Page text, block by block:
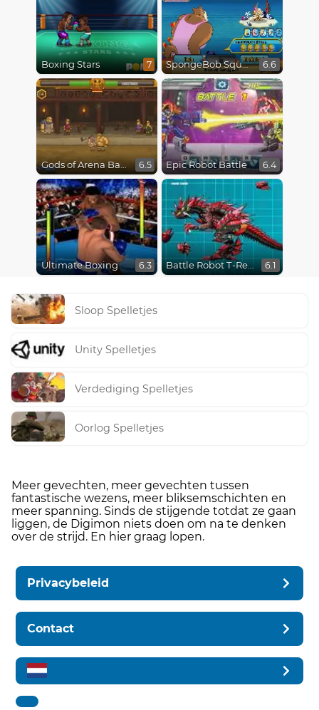
Boxing Stars 7 SpongeBob SquarePants : Monster Island Adventures 6.6
Gods of Arena Battles 6.5 Epic Robot Battle 6.4
Ultimate Boxing 6.3 Battle Robot T-Rex Age 6.1
Sloop Spelletjes
Unity Spelletjes
Verdediging Spelletjes
Oorlog Spelletjes
Meer gevechten, meer gevechten tussen
fantastische wezens, meer bliksemschichten en
meer spanning. Sinds de stijgende totdat ze gaan
liggen, de Digimon niets doen om na te denken
over de strijd. En hier graag lopen.
Privacybeleid
Contact